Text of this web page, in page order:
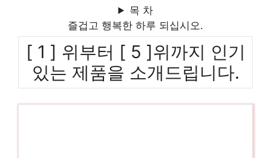
목 차
즐겁고 행복한 하루 되십시오.
[ 1 ] 위부터 [ 5 ]위까지 인기
있는 제품을 소개드립니다.